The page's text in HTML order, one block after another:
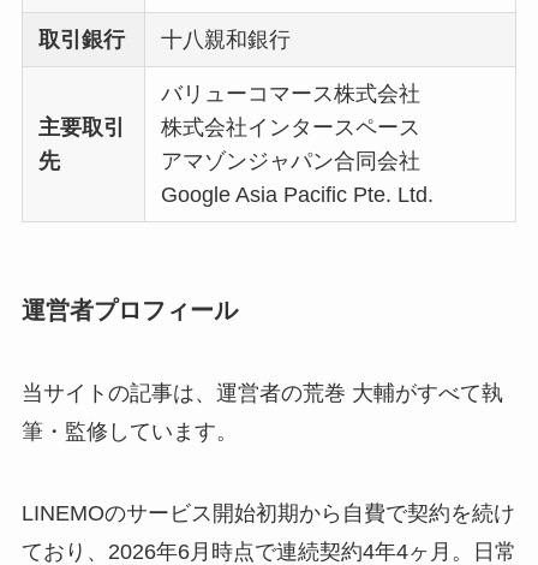
取引銀行 十八親和銀行
主要取引
先
バリューコマース株式会社
株式会社インタースペース
アマゾンジャパン合同会社
Google Asia Pacific Pte. Ltd.
運営者プロフィール
当サイトの記事は、運営者の荒巻 大輔がすべて執
筆・監修しています。
LINEMOのサービス開始初期から自費で契約を続け
ており、2026年6月時点で連続契約4年4ヶ月。日常